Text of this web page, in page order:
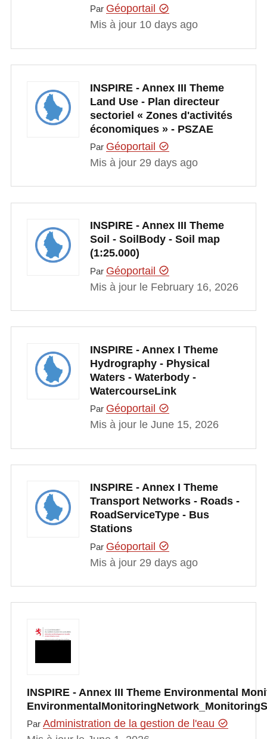
Par Géoportail
Mis à jour 10 days ago
INSPIRE - Annex III Theme
Land Use - Plan directeur
sectoriel « Zones d'activités
économiques » - PSZAE
Par Géoportail
Mis à jour 29 days ago
INSPIRE - Annex III Theme
Soil - SoilBody - Soil map
(1:25.000)
Par Géoportail
Mis à jour le February 16, 2026
INSPIRE - Annex I Theme
Hydrography - Physical
Waters - Waterbody -
WatercourseLink
Par Géoportail
Mis à jour le June 15, 2026
INSPIRE - Annex I Theme
Transport Networks - Roads -
RoadServiceType - Bus
Stations
Par Géoportail
Mis à jour 29 days ago
INSPIRE - Annex III Theme Environmental
Par Administration de la gestion de l'eau